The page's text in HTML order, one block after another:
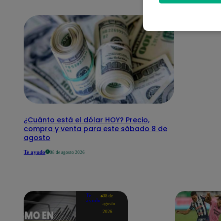
¿Cuánto está el dólar HOY? Precio,
compra y venta para este sábado 8 de
agosto
Te ayudo 08 de agosto 2026
Te
ayudo
08 de
agosto
2026